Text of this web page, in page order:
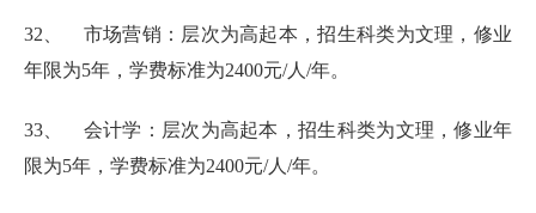
32、 市场营销：层次为高起本，招生科类为文理，修业
年限为5年，学费标准为2400元/人/年。
33、 会计学：层次为高起本，招生科类为文理，修业年
限为5年，学费标准为2400元/人/年。